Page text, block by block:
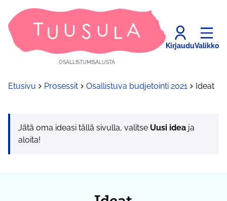
OSALLISTUMISALUSTA
KirjauduValikko
Etusivu Prosessit Osallistuva budjetointi 2021 Ideat
Jätä oma ideasi tällä sivulla, valitse Uusi idea ja
aloita!